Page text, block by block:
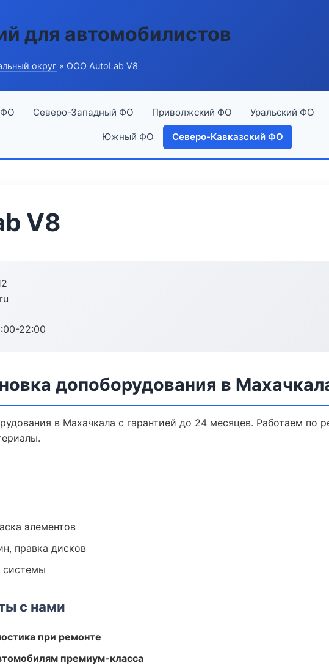
для автомобилистов
округ » ООО AutoLab V8
ФО Северо-Западный ФО Приволжский ФО Уральский ФО
Южный ФО Северо-Кавказский ФО
V8
22:00
допоборудования в
в Махачкала с гарантией до 24 месяцев. Работаем по
элементов
правка дисков
системы
с нами
при ремонте
премиум-класса